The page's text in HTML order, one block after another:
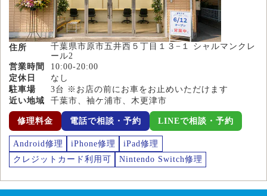
住所
千葉県市原市五井西５丁目１３−１ シャルマンクレ
ール2
営業時間
10:00-20:00
定休日
なし
駐車場
3台 ※お店の前にお車をお止めいただけます
近い地域
千葉市、袖ケ浦市、木更津市
修理料金 電話で相談・予約 LINEで相談・予約
Android修理 iPhone修理
iPad修理
クレジットカード利用可
Nintendo Switch修理